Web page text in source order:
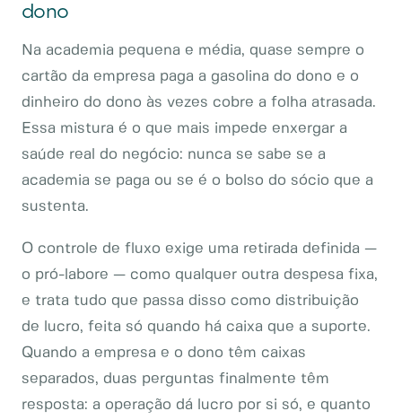
dono
Na academia pequena e média, quase sempre o
cartão da empresa paga a gasolina do dono e o
dinheiro do dono às vezes cobre a folha atrasada.
Essa mistura é o que mais impede enxergar a
saúde real do negócio: nunca se sabe se a
academia se paga ou se é o bolso do sócio que a
sustenta.
O controle de fluxo exige uma retirada definida —
o pró-labore — como qualquer outra despesa fixa,
e trata tudo que passa disso como distribuição
de lucro, feita só quando há caixa que a suporte.
Quando a empresa e o dono têm caixas
separados, duas perguntas finalmente têm
resposta: a operação dá lucro por si só, e quanto